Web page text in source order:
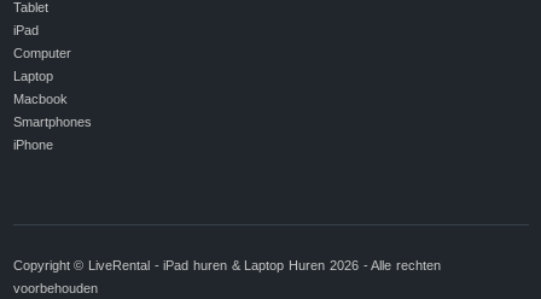
Tablet
iPad
Computer
Laptop
Macbook
Smartphones
iPhone
Copyright © LiveRental - iPad huren & Laptop Huren 2026 - Alle rechten
voorbehouden